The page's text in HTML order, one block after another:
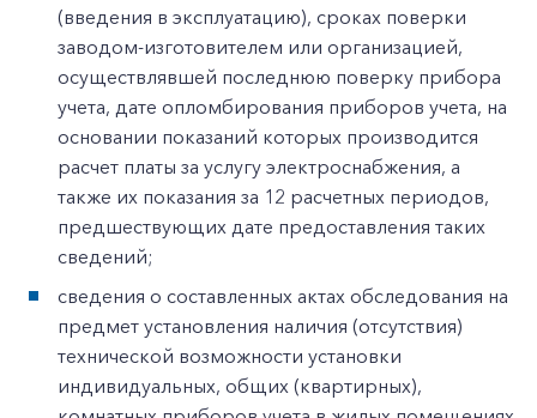
(введения в эксплуатацию), сроках поверки
заводом-изготовителем или организацией,
осуществлявшей последнюю поверку прибора
учета, дате опломбирования приборов учета, на
основании показаний которых производится
расчет платы за услугу электроснабжения, а
также их показания за 12 расчетных периодов,
предшествующих дате предоставления таких
сведений;
сведения о составленных актах обследования на
предмет установления наличия (отсутствия)
технической возможности установки
индивидуальных, общих (квартирных),